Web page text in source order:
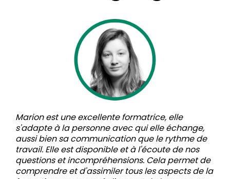
Marion est une excellente formatrice, elle
s'adapte à la personne avec qui elle échange,
aussi bien sa communication que le rythme de
travail. Elle est disponible et à l'écoute de nos
questions et incompréhensions. Cela permet de
comprendre et d'assimiler tous les aspects de la